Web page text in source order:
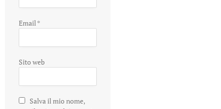
Email*
Sito web
Salva il mio nome,